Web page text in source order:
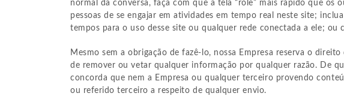
normal da conversa, faça com que a tela “role” mais rápido que
pessoas de se engajar em atividades em tempo real neste site;
tempos para o uso desse site ou qualquer rede conectada a ele;
Mesmo sem a obrigação de fazê-lo, nossa Empresa reserva o
de remover ou vetar qualquer informação por qualquer razão. De
concorda que nem a Empresa ou qualquer terceiro provendo
ou referido terceiro a respeito de qualquer envio.